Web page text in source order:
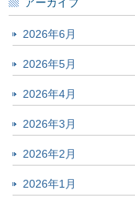
2026年6月
2026年5月
2026年4月
2026年3月
2026年2月
2026年1月